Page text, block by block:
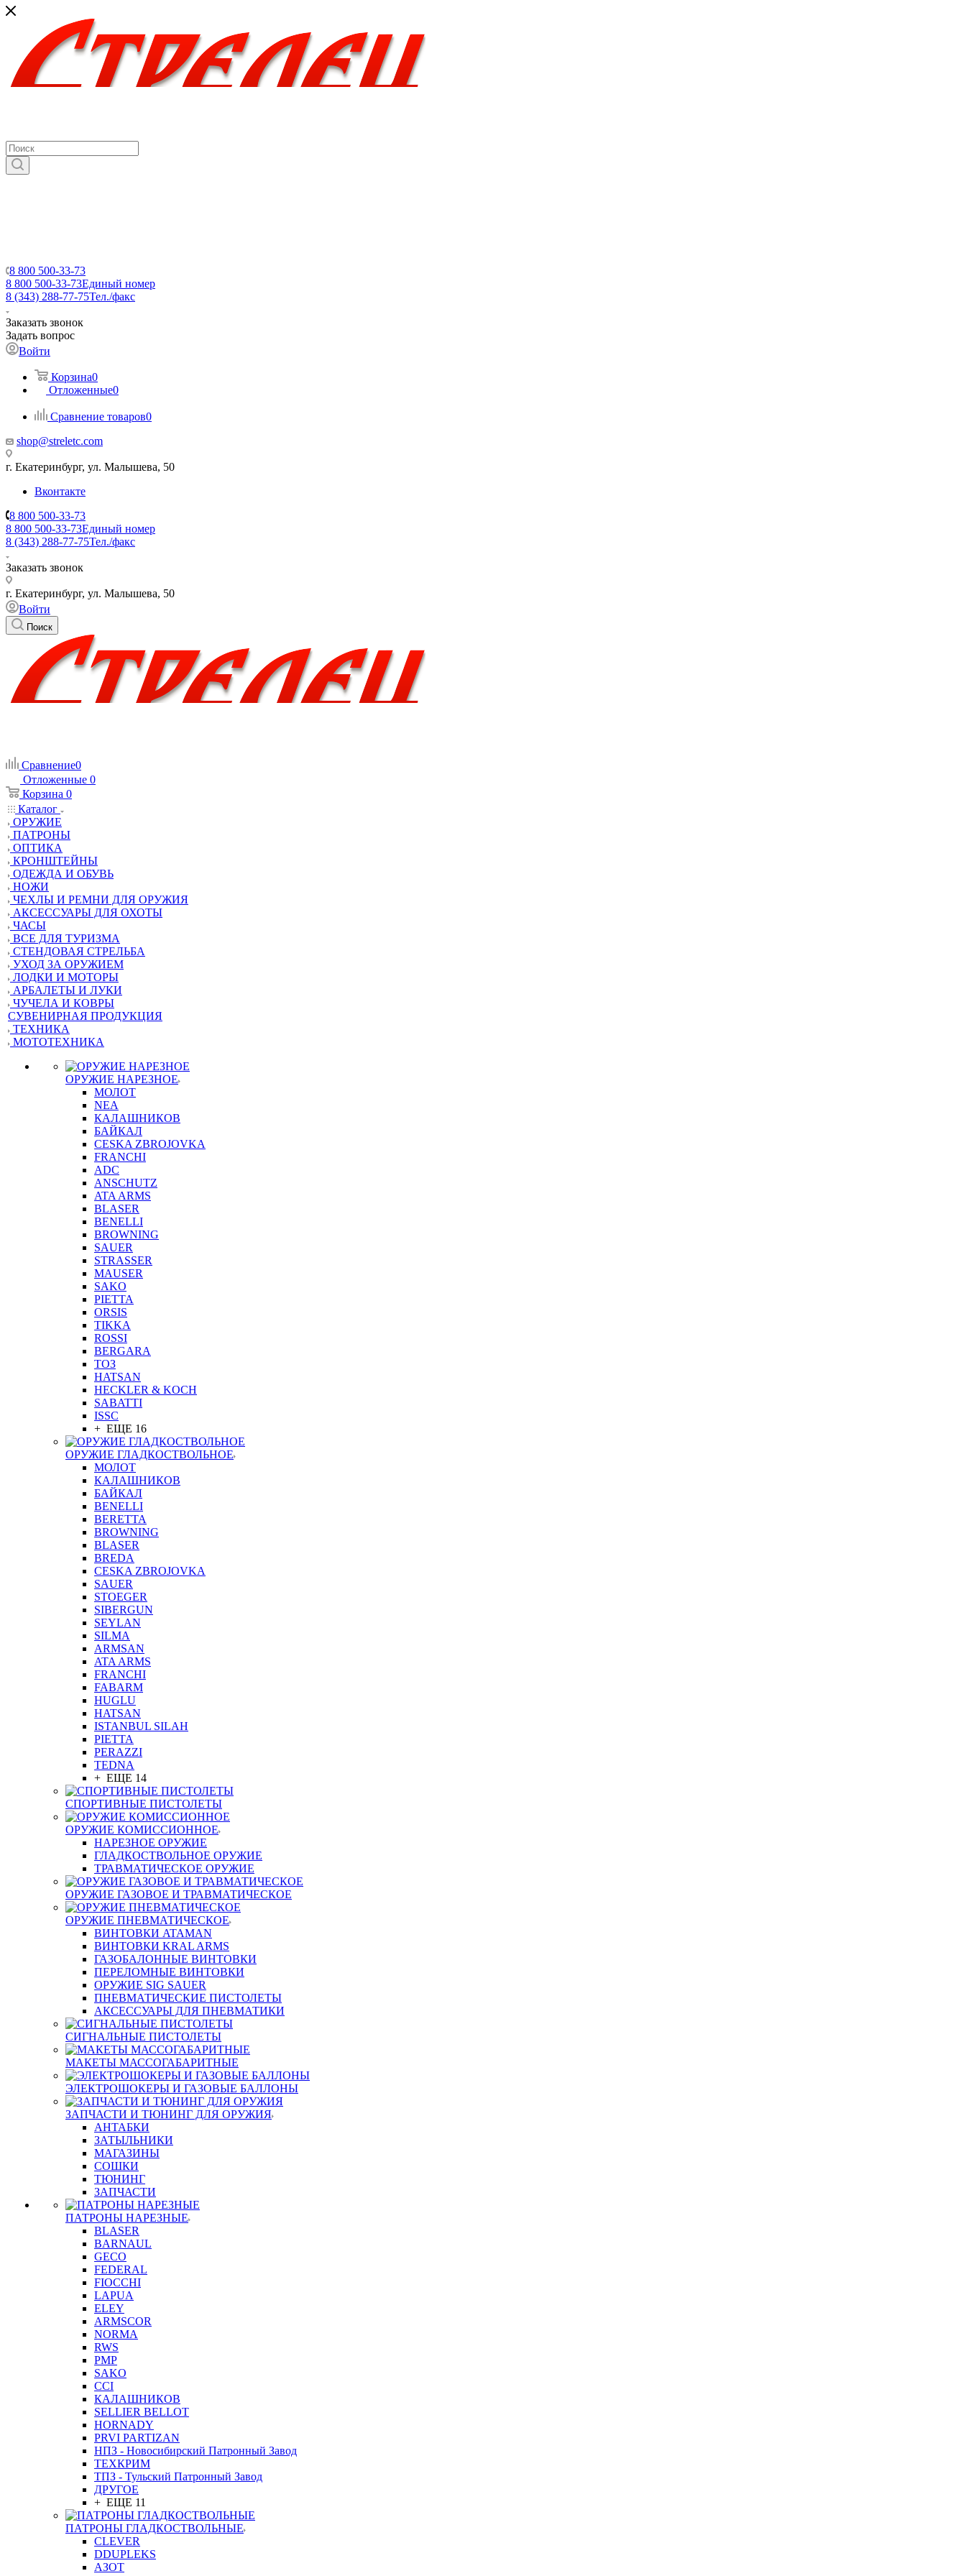
8 800 500-33-73
8 800 500-33-73Единый номер
8 (343) 288-77-75Тел./факс
Заказать звонок
Задать вопрос
Войти
Корзина0
Отложенные0
Сравнение товаров0
shop@streletc.com
г. Екатеринбург, ул. Малышева, 50
Вконтакте
8 800 500-33-73
8 800 500-33-73Единый номер
8 (343) 288-77-75Тел./факс
Заказать звонок
г. Екатеринбург, ул. Малышева, 50
Войти
Поиск
Сравнение0
Отложенные 0
Корзина 0
Каталог
ОРУЖИЕ
ПАТРОНЫ
ОПТИКА
КРОНШТЕЙНЫ
ОДЕЖДА И ОБУВЬ
НОЖИ
ЧЕХЛЫ И РЕМНИ ДЛЯ ОРУЖИЯ
АКСЕССУАРЫ ДЛЯ ОХОТЫ
ЧАСЫ
ВСЕ ДЛЯ ТУРИЗМА
СТЕНДОВАЯ СТРЕЛЬБА
УХОД ЗА ОРУЖИЕМ
ЛОДКИ И МОТОРЫ
АРБАЛЕТЫ И ЛУКИ
ЧУЧЕЛА И КОВРЫ
СУВЕНИРНАЯ ПРОДУКЦИЯ
ТЕХНИКА
МОТОТЕХНИКА
ОРУЖИЕ НАРЕЗНОЕ
МОЛОТ
NEA
КАЛАШНИКОВ
БАЙКАЛ
CESKA ZBROJOVKA
FRANCHI
ADC
ANSCHUTZ
ATA ARMS
BLASER
BENELLI
BROWNING
SAUER
STRASSER
MAUSER
SAKO
PIETTA
ORSIS
TIKKA
ROSSI
BERGARA
ТОЗ
HATSAN
HECKLER & KOCH
SABATTI
ISSC
+ ЕЩЕ 16
ОРУЖИЕ ГЛАДКОСТВОЛЬНОЕ
МОЛОТ
КАЛАШНИКОВ
БАЙКАЛ
BENELLI
BERETTA
BROWNING
BLASER
BREDA
CESKA ZBROJOVKA
SAUER
STOEGER
SIBERGUN
SEYLAN
SILMA
ARMSAN
ATA ARMS
FRANCHI
FABARM
HUGLU
HATSAN
ISTANBUL SILAH
PIETTA
PERAZZI
TEDNA
+ ЕЩЕ 14
СПОРТИВНЫЕ ПИСТОЛЕТЫ
ОРУЖИЕ КОМИССИОННОЕ
НАРЕЗНОЕ ОРУЖИЕ
ГЛАДКОСТВОЛЬНОЕ ОРУЖИЕ
ТРАВМАТИЧЕСКОЕ ОРУЖИЕ
ОРУЖИЕ ГАЗОВОЕ И ТРАВМАТИЧЕСКОЕ
ОРУЖИЕ ПНЕВМАТИЧЕСКОЕ
ВИНТОВКИ ATAMAN
ВИНТОВКИ KRAL ARMS
ГАЗОБАЛОННЫЕ ВИНТОВКИ
ПЕРЕЛОМНЫЕ ВИНТОВКИ
ОРУЖИЕ SIG SAUER
ПНЕВМАТИЧЕСКИЕ ПИСТОЛЕТЫ
АКСЕССУАРЫ ДЛЯ ПНЕВМАТИКИ
СИГНАЛЬНЫЕ ПИСТОЛЕТЫ
МАКЕТЫ МАССОГАБАРИТНЫЕ
ЭЛЕКТРОШОКЕРЫ И ГАЗОВЫЕ БАЛЛОНЫ
ЗАПЧАСТИ И ТЮНИНГ ДЛЯ ОРУЖИЯ
АНТАБКИ
ЗАТЫЛЬНИКИ
МАГАЗИНЫ
СОШКИ
ТЮНИНГ
ЗАПЧАСТИ
ПАТРОНЫ НАРЕЗНЫЕ
BLASER
BARNAUL
GEСO
FEDERAL
FIOCCHI
LAPUA
ELEY
ARMSCOR
NORMA
RWS
PMP
SAKO
CCI
КАЛАШНИКОВ
SELLIER BELLOT
HORNADY
PRVI PARTIZAN
НПЗ - Новосибирский Патронный Завод
ТЕХКРИМ
ТПЗ - Тульский Патронный Завод
ДРУГОЕ
+ ЕЩЕ 11
ПАТРОНЫ ГЛАДКОСТВОЛЬНЫЕ
CLEVER
DDUPLEKS
АЗОТ